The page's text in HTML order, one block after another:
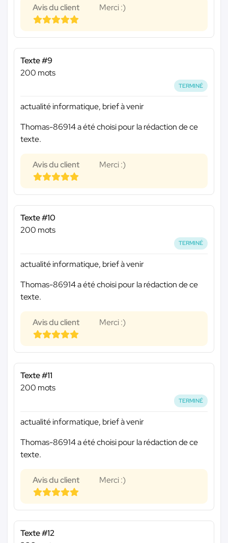
Avis du client Merci :)
Texte #9
200 mots
TERMINÉ
actualité informatique, brief à venir
Thomas-86914 a été choisi pour la rédaction de ce
texte.
Avis du client Merci :)
Texte #10
200 mots
TERMINÉ
actualité informatique, brief à venir
Thomas-86914 a été choisi pour la rédaction de ce
texte.
Avis du client Merci :)
Texte #11
200 mots
TERMINÉ
actualité informatique, brief à venir
Thomas-86914 a été choisi pour la rédaction de ce
texte.
Avis du client Merci :)
Texte #12